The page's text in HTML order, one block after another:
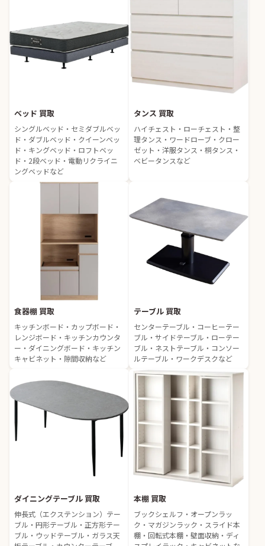
ベッド 買取
シングルベッド・セミダブルベッ
ド・ダブルベッド・クイーンベッ
ド・キングベッド・ロフトベッ
ド・2段ベッド・電動リクライニ
ングベッドなど
タンス 買取
ハイチェスト・ローチェスト・整
理タンス・ワードローブ・クロー
ゼット・洋服タンス・桐タンス・
ベビータンスなど
食器棚 買取
キッチンボード・カップボード・
レンジボード・キッチンカウンタ
ー・ダイニングボード・キッチン
キャビネット・隙間収納など
テーブル 買取
センターテーブル・コーヒーテー
ブル・サイドテーブル・ローテー
ブル・ネストテーブル・コンソー
ルテーブル・ワークデスクなど
ダイニングテーブル 買取
伸長式（エクステンション）テー
ブル・円形テーブル・正方形テー
ブル・ウッドテーブル・ガラス天
本棚 買取
ブックシェルフ・オープンラッ
ク・マガジンラック・スライド本
棚・回転式本棚・壁面収納・ディ